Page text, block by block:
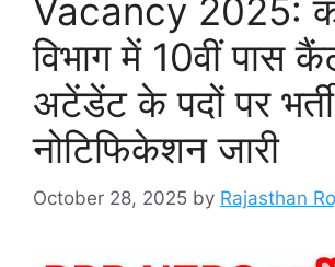
Vacancy 2025:
विभाग में 10वीं पास
अटेंडेंट के पदों पर
नोटिफिकेशन जारी
October 28, 2025 by Rajasthan